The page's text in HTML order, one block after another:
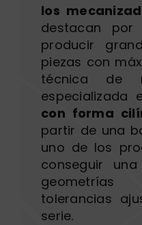
los
destacan
producir
piezas con
técnica de
especializada
con forma
partir de una
uno de los
conseguir
tolerancias
serie.